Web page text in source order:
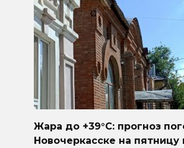
Жара до +39°C: прогноз
Новочеркасске на пятницу